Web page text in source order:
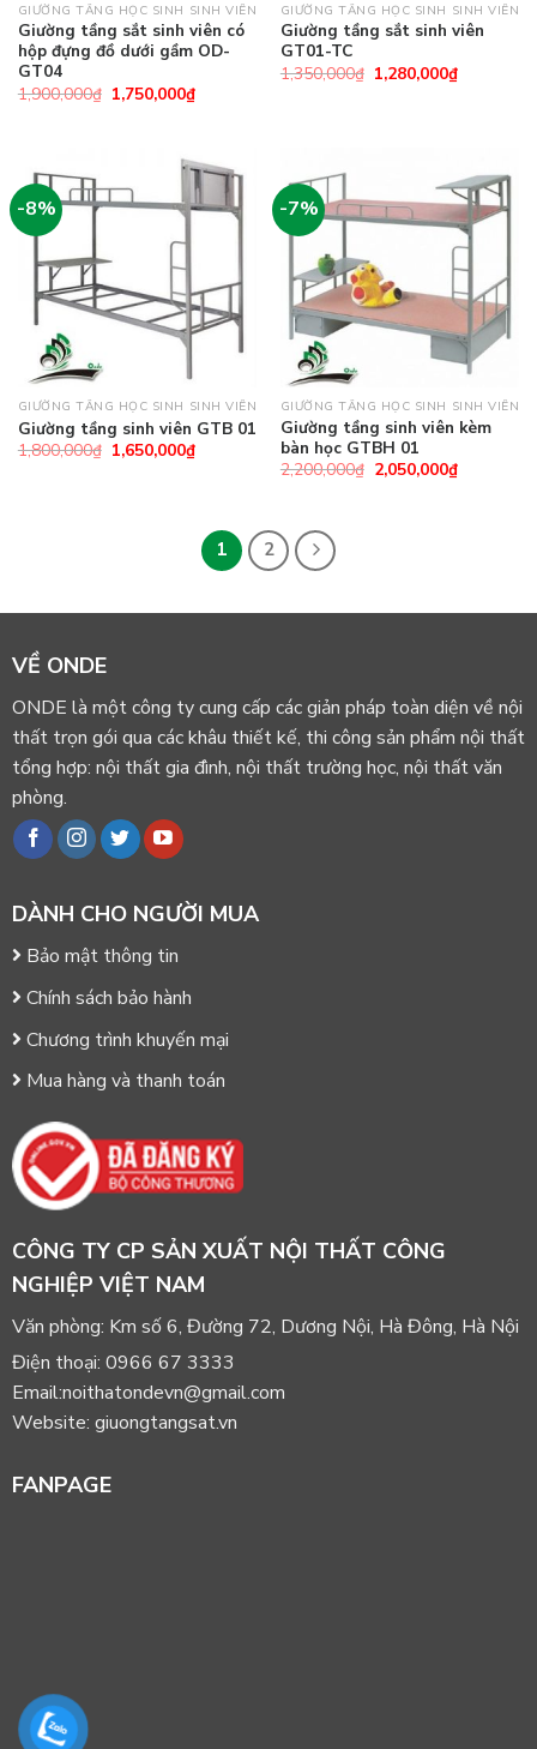
GIƯỜNG TẦNG HỌC SINH SINH VIÊN
Giường tầng sắt sinh viên có
hộp đựng đồ dưới gầm OD-
GT04
1,900,000₫ 1,750,000₫
GIƯỜNG TẦNG HỌC SINH SINH VIÊN
Giường tầng sắt sinh viên
GT01-TC
1,350,000₫ 1,280,000₫
-8%
GIƯỜNG TẦNG HỌC SINH SINH VIÊN
Giường tầng sinh viên GTB 01
1,800,000₫ 1,650,000₫
-7%
GIƯỜNG TẦNG HỌC SINH SINH VIÊN
Giường tầng sinh viên kèm
bàn học GTBH 01
2,200,000₫ 2,050,000₫
1 2
VỀ ONDE
ONDE là một công ty cung cấp các giản pháp toàn diện về nội
thất trọn gói qua các khâu thiết kế, thi công sản phẩm nội thất
tổng hợp: nội thất gia đình, nội thất trường học, nội thất văn
phòng.
DÀNH CHO NGƯỜI MUA
Bảo mật thông tin
Chính sách bảo hành
Chương trình khuyến mại
Mua hàng và thanh toán
CÔNG TY CP SẢN XUẤT NỘI THẤT CÔNG
NGHIỆP VIỆT NAM
Văn phòng: Km số 6, Đường 72, Dương Nội, Hà Đông, Hà Nội
Điện thoại: 0966 67 3333
Email:noithatondevn@gmail.com
Website: giuongtangsat.vn
FANPAGE